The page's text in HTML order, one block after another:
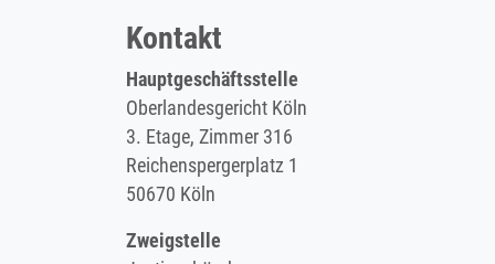
Kontakt
Hauptgeschäftsstelle
Oberlandesgericht Köln
3. Etage, Zimmer 316
Reichenspergerplatz 1
50670 Köln
Zweigstelle